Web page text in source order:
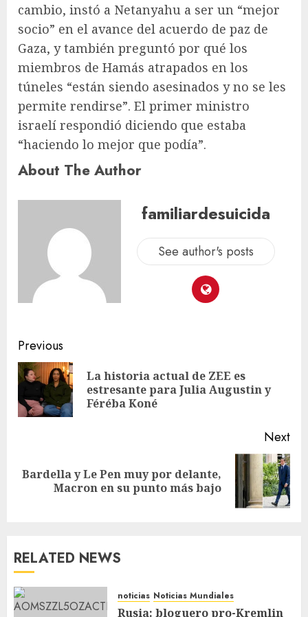
cambio, instó a Netanyahu a ser un “mejor
socio” en el avance del acuerdo de paz de
Gaza, y también preguntó por qué los
miembros de Hamás atrapados en los
túneles “están siendo asesinados y no se les
permite rendirse”. El primer ministro
israelí respondió diciendo que estaba
“haciendo lo mejor que podía”.
About The Author
familiardesuicida
See author's posts
Previous
La historia actual de ZEE es
estresante para Julia Augustin y
Féréba Koné
Next
Bardella y Le Pen muy por delante,
Macron en su punto más bajo
RELATED NEWS
noticias Noticias Mundiales
Rusia: bloguero pro-Kremlin